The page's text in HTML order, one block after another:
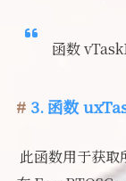
函数
3. 函数
此函数用于获